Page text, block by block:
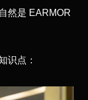
然是 EARMOR
识点：